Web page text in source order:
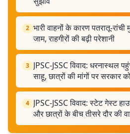
2 भारी वाहनों के कारण पतरातू-रांची
जाम, राहगीरों की बढ़ी परेशानी
3 JPSC-JSSC विवाद:
साहू, छात्रों की मांगों पर सरकार
4 JPSC-JSSC विवाद: स्टेट गेस्ट
और छात्रों के बीच तीसरे दौर की